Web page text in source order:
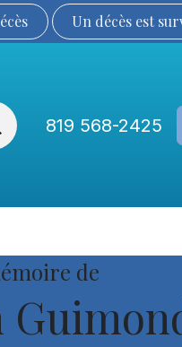
Un décès est
819 568-2425
de